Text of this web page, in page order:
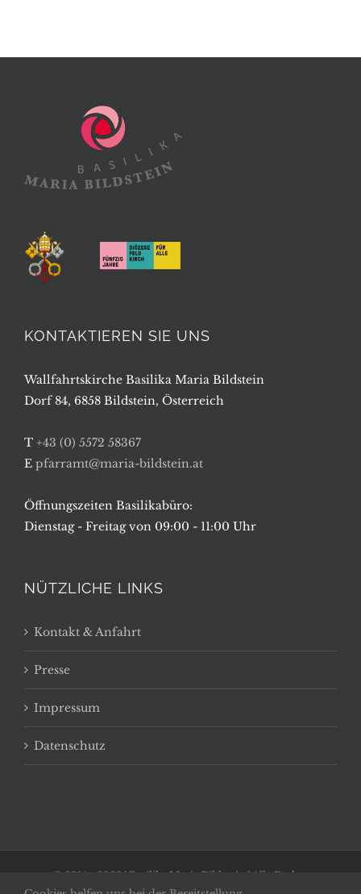
KONTAKTIEREN SIE UNS
Wallfahrtskirche Basilika Maria Bildstein
Dorf 84, 6858 Bildstein, Österreich
T +43 (0) 5572 58367
E pfarramt@maria-bildstein.at
Öffnungszeiten Basilikabüro:
Dienstag - Freitag von 09:00 - 11:00 Uhr
NÜTZLICHE LINKS
Kontakt & Anfahrt
Presse
Impressum
Datenschutz
© 2014 - 2026 | Basilika Maria Bildstein | Alle Rechte